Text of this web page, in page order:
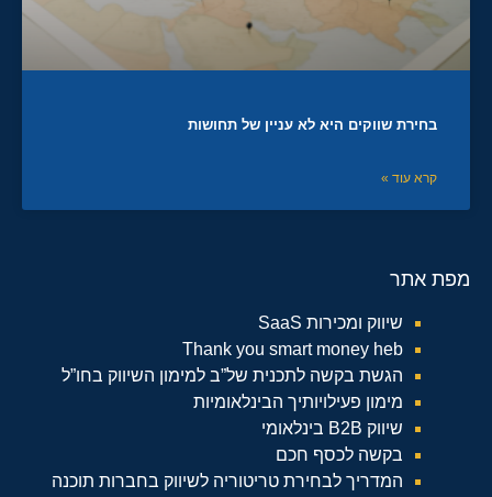
בחירת שווקים היא לא עניין של תחושות
קרא עוד »
מפת אתר
שיווק ומכירות SaaS
Thank you smart money heb
הגשת בקשה לתכנית של”ב למימון השיווק בחו”ל
מימון פעילויותיך הבינלאומיות
שיווק B2B בינלאומי
בקשה לכסף חכם
המדריך לבחירת טריטוריה לשיווק בחברות תוכנה